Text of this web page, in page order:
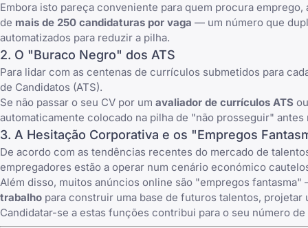
Embora isto pareça conveniente para quem procura
de mais de 250 candidaturas por vaga — um número que
automatizados para reduzir a pilha.
2. O "Buraco Negro" dos ATS
Para lidar com as centenas de currículos submetidos para
de Candidatos (ATS).
Se não passar o seu CV por um avaliador de currículos ATS
automaticamente colocado na pilha de "não prosseguir"
3. A Hesitação Corporativa e os "Empregos
De acordo com as tendências recentes do mercado de
empregadores estão a operar num cenário económico
Além disso, muitos anúncios online são "empregos
trabalho para construir uma base de futuros talentos,
Candidatar-se a estas funções contribui para o seu número